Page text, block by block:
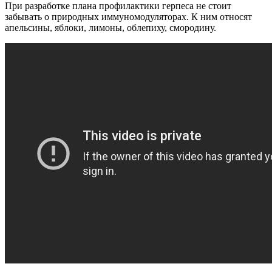
При разработке плана профилактики герпеса не стоит
забывать о природных иммуномодуляторах. К ним относят
апельсины, яблоки, лимоны, облепиху, смородину.